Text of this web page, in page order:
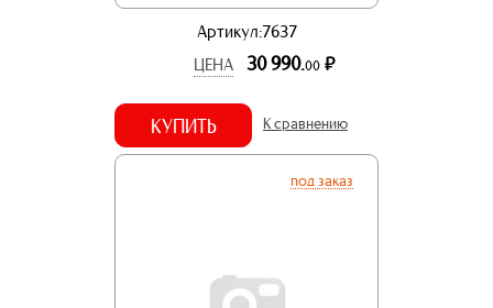
Артикул:7637
ЦЕНА
30 990.00 р.
КУПИТЬ К сравнению
под заказ